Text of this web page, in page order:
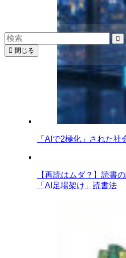
「AIで2極化」された社
【再読はムダ？】読書
「AI足場架け」読書法
閉じる